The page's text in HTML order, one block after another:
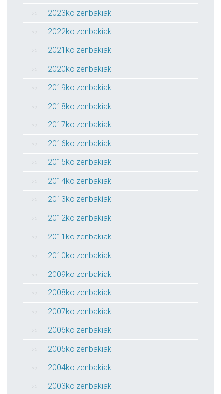
2023ko zenbakiak
2022ko zenbakiak
2021ko zenbakiak
2020ko zenbakiak
2019ko zenbakiak
2018ko zenbakiak
2017ko zenbakiak
2016ko zenbakiak
2015ko zenbakiak
2014ko zenbakiak
2013ko zenbakiak
2012ko zenbakiak
2011ko zenbakiak
2010ko zenbakiak
2009ko zenbakiak
2008ko zenbakiak
2007ko zenbakiak
2006ko zenbakiak
2005ko zenbakiak
2004ko zenbakiak
2003ko zenbakiak